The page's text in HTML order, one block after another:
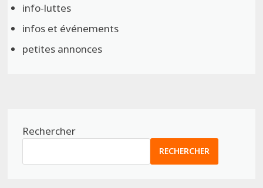
info-luttes
infos et événements
petites annonces
Rechercher
RECHERCHER